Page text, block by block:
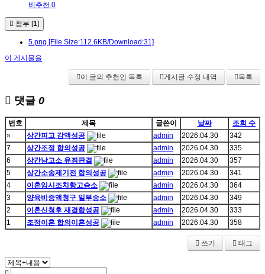
비추천 0
첨부 [1]
5.png [File Size:112.6KB/Download:31]
이 게시물을
이 글의 추천인 목록 게시글 수정 내역 목록
댓글 0
번호 제목 글쓴이 날짜
조회 수
»
상간피고 감액성공 admin 2026.04.30
342
7
상간조정 합의성공 admin 2026.04.30
335
6
상간남고소 유죄판결 admin 2026.04.30
357
5
상간소송제기전 합의성공 admin 2026.04.30
341
4
이혼임시조치항고승소 admin 2026.04.30
364
3
양육비증액청구 일부승소 admin 2026.04.30
349
2
이혼신청후 재결합성공 admin 2026.04.30
333
1
조정이혼 합의이혼성공 admin 2026.04.30 358
쓰기 태그